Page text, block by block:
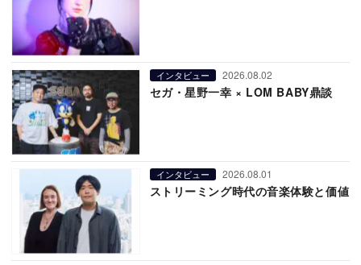
インタビュー 2026.08.02
セガ・星野一幸 × LOM BABY鼎談
インタビュー 2026.08.01
ストリーミング時代の音楽体験と価値